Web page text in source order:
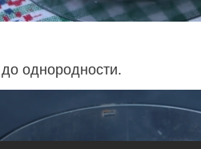
однородности.